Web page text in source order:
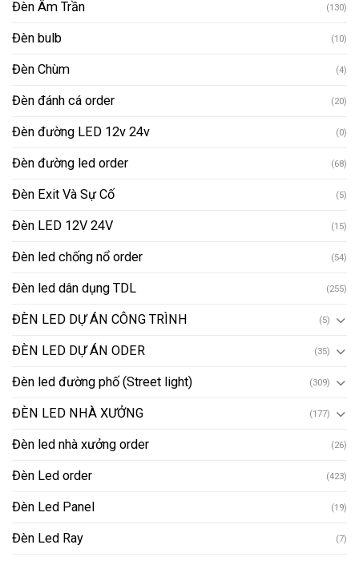
Đèn Âm Trần (130)
Đèn bulb (10)
Đèn Chùm (4)
Đèn đánh cá order (20)
Đèn đường LED 12v 24v (0)
Đèn đường led order (68)
Đèn Exit Và Sự Cố (5)
Đèn LED 12V 24V (15)
Đèn led chống nổ order (54)
Đèn led dân dụng TDL (255)
ĐÈN LED DỰ ÁN CÔNG TRÌNH (5)
ĐÈN LED DỰ ÁN ODER (35)
Đèn led đường phố (Street light) (309)
ĐÈN LED NHÀ XƯỞNG (177)
Đèn led nhà xưởng order (26)
Đèn Led order (423)
Đèn Led Panel (19)
Đèn Led Ray (7)